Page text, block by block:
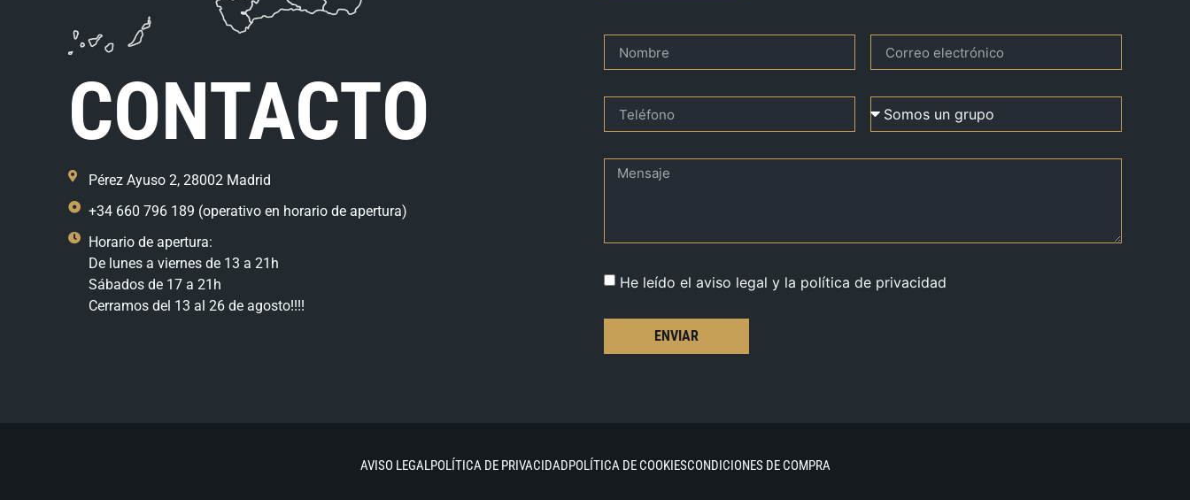
CONTACTO
Pérez Ayuso 2, 28002 Madrid
+34 660 796 189 (operativo en horario de apertura)
Horario de apertura:
De lunes a viernes de 13 a 21h
Sábados de 17 a 21h
Cerramos del 13 al 26 de agosto!!!!
He leído el aviso legal y la política de privacidad
ENVIAR
AVISO LEGALPOLÍTICA DE PRIVACIDADPOLÍTICA DE COOKIESCONDICIONES DE COMPRA